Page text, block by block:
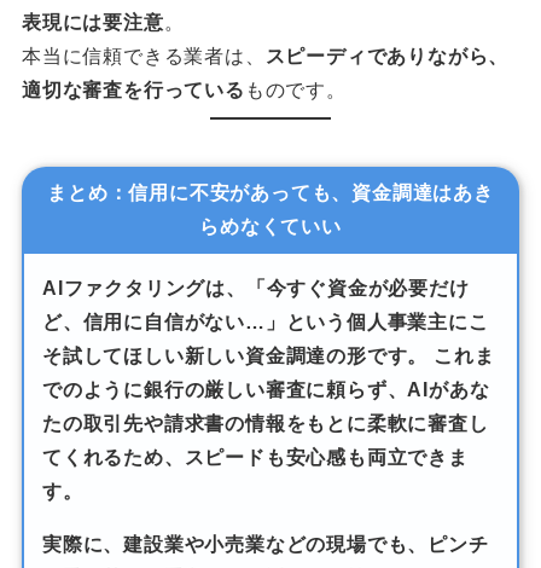
表現には要注意。
本当に信頼できる業者は、
スピーディでありながら、
適切な審査を行っている ものです。
まとめ：信用に不安があっても、資金調達はあき
らめなくていい
AIファクタリングは、
「今すぐ資金が必要だけ
ど、信用に自信がない…」という個人事業主にこ
そ試してほしい新しい資金調達の形です。 これま
でのように銀行の厳しい審査に頼らず、 AIがあな
たの取引先や請求書の情報をもとに柔軟に審査 し
てくれるため、
スピードも安心感も両立できま
す。
実際に、建設業や小売業などの現場でも、
ピンチ